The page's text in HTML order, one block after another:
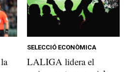
SELECCIÓ ECONÒMICA
LALIGA lidera el